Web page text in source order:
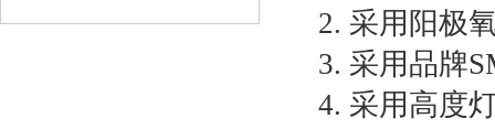
2. 采用阳极
3. 采用品牌
4. 采用高度